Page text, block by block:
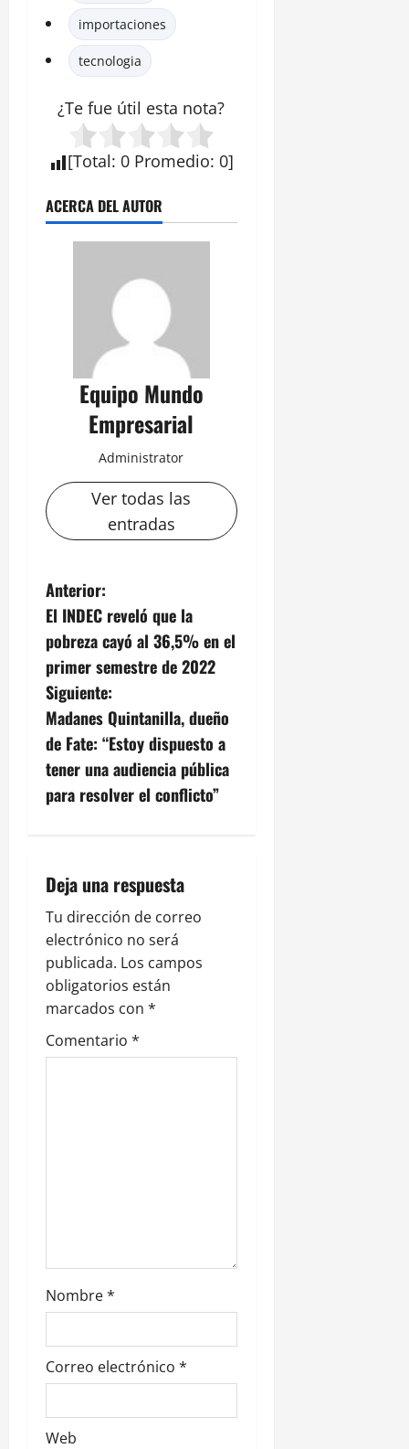
importaciones
tecnologia
¿Te fue útil esta nota?
[Total: 0 Promedio: 0]
ACERCA DEL AUTOR
Equipo Mundo
Empresarial
Administrator
Ver todas las
entradas
N
a
v
e
g
a
ó
n
d
e
e
a
s
Anterior:
El INDEC reveló que la
pobreza cayó al 36,5% en el
primer semestre de 2022
Siguiente:
Madanes Quintanilla, dueño
de Fate: “Estoy dispuesto a
tener una audiencia pública
para resolver el conflicto”
Deja una respuesta
Tu dirección de correo
electrónico no será
publicada. Los campos
obligatorios están
marcados con *
Comentario *
Nombre*
Correo electrónico *
Web